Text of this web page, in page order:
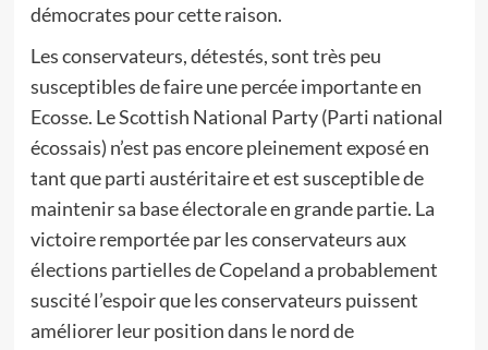
démocrates pour cette raison.
Les conservateurs, détestés, sont très peu
susceptibles de faire une percée importante en
Ecosse. Le Scottish National Party (Parti national
écossais) n’est pas encore pleinement exposé en
tant que parti austéritaire et est susceptible de
maintenir sa base électorale en grande partie. La
victoire remportée par les conservateurs aux
élections partielles de Copeland a probablement
suscité l’espoir que les conservateurs puissent
améliorer leur position dans le nord de